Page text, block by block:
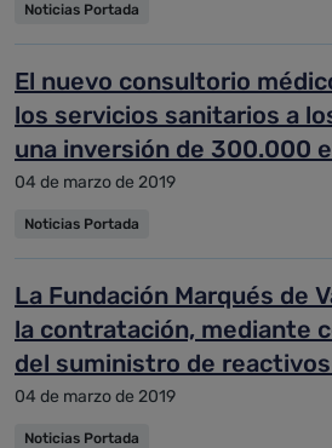
Noticias Portada
El nuevo consultorio
los servicios sanitarios a
una inversión de 300.000
04 de marzo de 2019
Noticias Portada
La Fundación Marqués de
la contratación, mediante
del suministro de reactivos
04 de marzo de 2019
Noticias Portada